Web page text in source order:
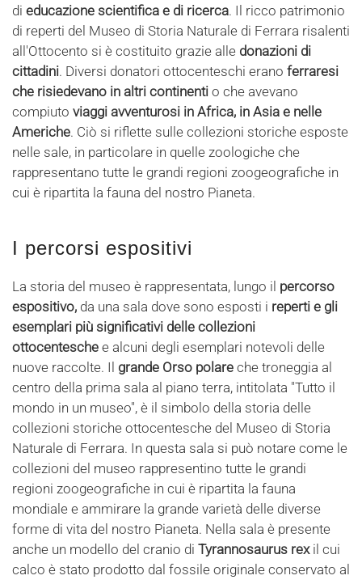
di educazione scientifica e di ricerca. Il ricco patrimonio
di reperti del Museo di Storia Naturale di Ferrara risalenti
all'Ottocento si è costituito grazie alle donazioni di
cittadini. Diversi donatori ottocenteschi erano ferraresi
che risiedevano in altri continenti o che avevano
compiuto viaggi avventurosi in Africa, in Asia e nelle
Americhe. Ciò si riflette sulle collezioni storiche esposte
nelle sale, in particolare in quelle zoologiche che
rappresentano tutte le grandi regioni zoogeografiche in
cui è ripartita la fauna del nostro Pianeta.
I percorsi espositivi
La storia del museo è rappresentata, lungo il percorso
espositivo, da una sala dove sono esposti i reperti e gli
esemplari più significativi delle collezioni
ottocentesche e alcuni degli esemplari notevoli delle
nuove raccolte. Il grande Orso polare che troneggia al
centro della prima sala al piano terra, intitolata "Tutto il
mondo in un museo", è il simbolo della storia delle
collezioni storiche ottocentesche del Museo di Storia
Naturale di Ferrara. In questa sala si può notare come le
collezioni del museo rappresentino tutte le grandi
regioni zoogeografiche in cui è ripartita la fauna
mondiale e ammirare la grande varietà delle diverse
forme di vita del nostro Pianeta. Nella sala è presente
anche un modello del cranio di Tyrannosaurus rexil cui
calco è stato prodotto dal fossile originale conservato al